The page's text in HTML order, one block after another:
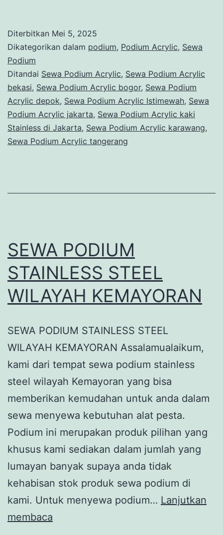
kaki
di
Jakarta
Diterbitkan Mei 5, 2025
Dikategorikan dalam podium, Podium Acrylic, Sewa
Podium
Ditandai Sewa Podium Acrylic, Sewa Podium Acrylic
bekasi, Sewa Podium Acrylic bogor, Sewa Podium
Acrylic depok, Sewa Podium Acrylic Istimewah, Sewa
Podium Acrylic jakarta, Sewa Podium Acrylic kaki
Stainless di Jakarta, Sewa Podium Acrylic karawang,
Sewa Podium Acrylic tangerang
SEWA PODIUM
STAINLESS STEEL
WILAYAH KEMAYORAN
SEWA PODIUM STAINLESS STEEL
WILAYAH KEMAYORAN Assalamualaikum,
kami dari tempat sewa podium stainless
steel wilayah Kemayoran yang bisa
memberikan kemudahan untuk anda dalam
sewa menyewa kebutuhan alat pesta.
Podium ini merupakan produk pilihan yang
khusus kami sediakan dalam jumlah yang
lumayan banyak supaya anda tidak
kehabisan stok produk sewa podium di
kami. Untuk menyewa podium… Lanjutkan
membaca